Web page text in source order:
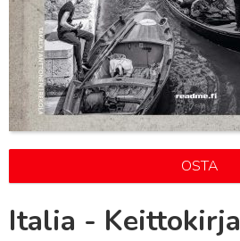
OSTA
Italia - Keittokirja